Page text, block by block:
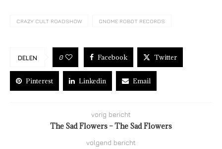
CRAZY CULT ROADSHOW GNOME ROBOT RECORDS
DELEN 0 Facebook Twitter
Pinterest Linkedin Email
vorig bericht
The Sad Flowers – The Sad Flowers
volgend bericht